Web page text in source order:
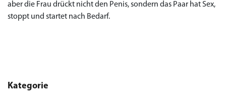
aber die Frau drückt nicht den Penis, sondern das Paar hat Sex,
stoppt und startet nach Bedarf.
Kategorie